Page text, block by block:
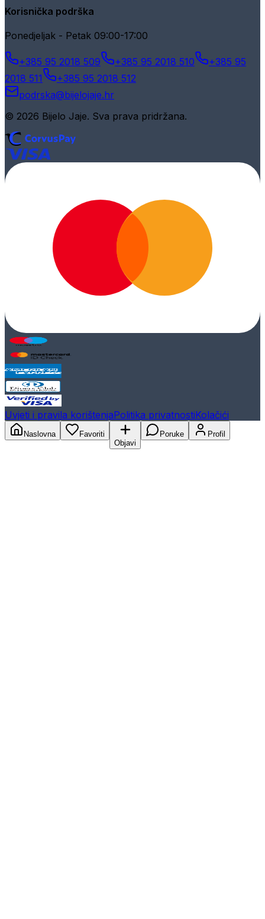
Korisnička podrška
Ponedjeljak - Petak 09:00-17:00
+385 95 2018 509 +385 95 2018 510
+385 95
2018 511
+385 95 2018 512
podrska@bijelojaje.hr
© 2026 Bijelo Jaje. Sva prava pridržana.
Uvjeti i pravila korištenjaPolitika privatnostiKolačići
Naslovna
Favoriti
Objavi
Poruke Profil